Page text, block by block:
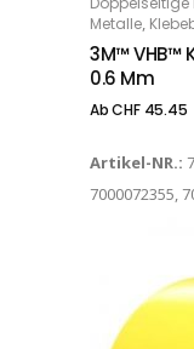
Metalle,
3M™ VHB™
0.6 Mm
AbCHF45.45
Artikel-NR.:
7000072355,